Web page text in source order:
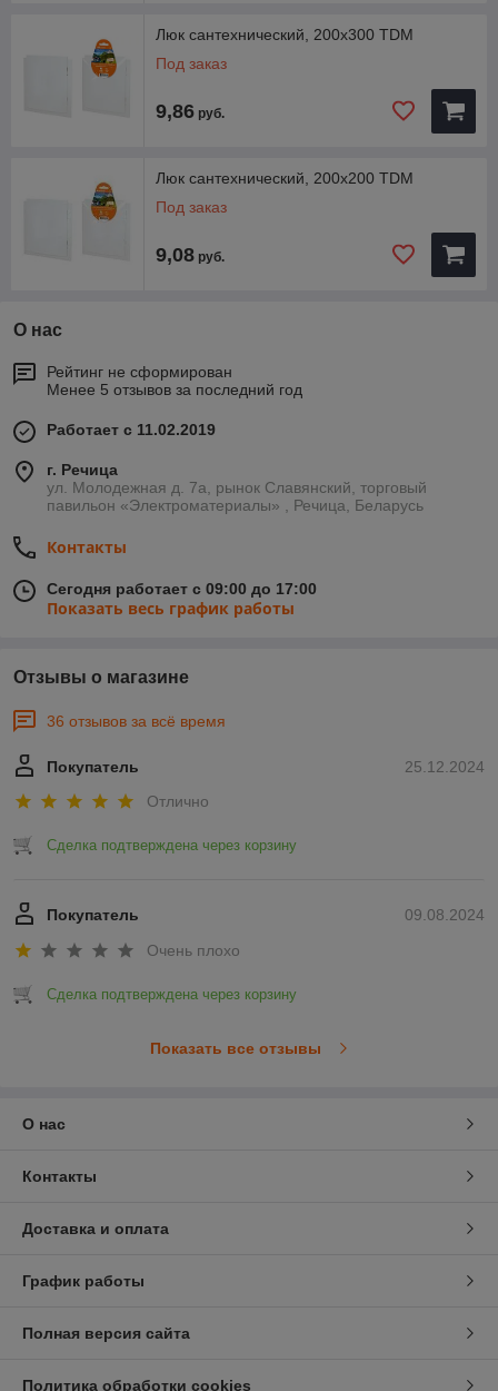
Люк сантехнический, 200х300 TDM
Под заказ
9,86 руб.
Люк сантехнический, 200х200 TDM
Под заказ
9,08 руб.
О нас
Рейтинг не сформирован
Менее 5 отзывов за последний год
Работает с 11.02.2019
г. Речица
ул. Молодежная д. 7а, рынок Славянский, торговый
павильон «Электроматериалы» , Речица, Беларусь
Контакты
Сегодня работает с 09:00 до 17:00
Показать весь график работы
Отзывы о магазине
36 отзывов за всё время
25.12.2024
Покупатель
Отлично
Сделка подтверждена через корзину
09.08.2024
Покупатель
Очень плохо
Сделка подтверждена через корзину
Показать все отзывы
О нас
Контакты
Доставка и оплата
График работы
Полная версия сайта
Политика обработки cookies